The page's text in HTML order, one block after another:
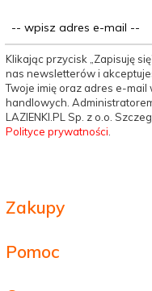
Klikając przycisk „Zapisuję
nas newsletterów i
Twoje imię oraz adres e-mail
handlowych.
LAZIENKI.PL Sp. z o.o.
Polityce prywatności
Zakupy
Pomoc